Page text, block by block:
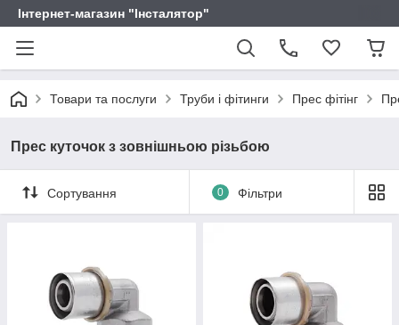
Інтернет-магазин "Інсталятор"
Товари та послуги Труби і фітинги Прес фітінг
Прес куточок з зовнішньою різьбою
Сортування 0 Фільтри